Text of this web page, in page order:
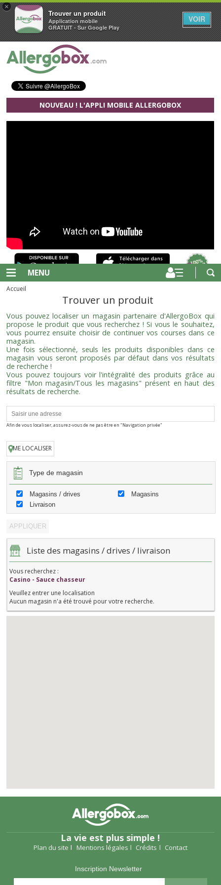
×
Trouver un produit
Application mobile
GRATUIT - Sur Google Play
VOIR
Aller au contenu principal
NOUVEAU ! L'APPLI MOBILE ALLERGOBOX
MENU
Accueil
Trouver un produit
Vous pouvez localiser un magasin partenaire d'AllergoBox qui
propose le produit que vous recherchez ! Si vous le souhaitez,
vous pourrez ensuite choisir de continuer vos courses dans ce
magasin.
Une fois sélectionné, seuls les produits disponibles dans ce
magasin vous seront proposés par défaut dans vos résultats
de recherche !
Vous pouvez toujours voir l'intégralité des produits grâce au
filtre "Mon magasin/Tous les magasins" présent en haut des
résultats de recherche.
Afin de vous localiser, assurez-vous de ne pas être en "Navigation privée"
ME LOCALISER
Type de magasin
Magasins / drives
Magasins
Livraison
Liste des magasins / drives / livraison
Vous recherchez :
Casino - Sauce chasseur
Veuillez entrer une localisation
Aucun magasin n'a été trouvé pour votre recherche.
La vie est plus simple !
Plan du site Mentions légales Crédits Contact
Inscription Newsletter